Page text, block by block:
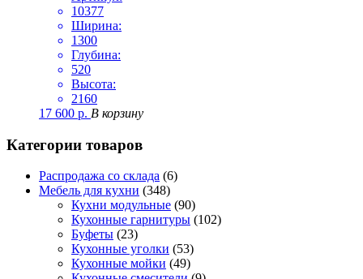
10377
Ширина:
1300
Глубина:
520
Высота:
2160
17 600 р. В корзину
Категории товаров
Распродажа со склада (6)
Мебель для кухни (348)
Кухни модульные (90)
Кухонные гарнитуры (102)
Буфеты (23)
Кухонные уголки (53)
Кухонные мойки (49)